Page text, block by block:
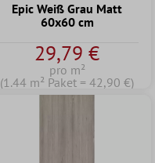
Epic Weiß Grau Matt
60x60 cm
29,79 €
pro m²
(1.44 m² Paket = 42,90 €)